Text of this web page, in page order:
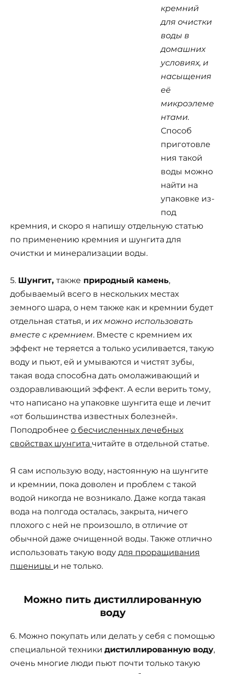
кремний
для очистки
воды в
домашних
условиях, и
насыщения
её
микроэлеме
нтами.
Способ
приготовле
ния такой
воды можно
найти на
упаковке из-
под
кремния, и скоро я напишу отдельную статью
по применению кремния и шунгита для
очистки и минерализации воды.
5. Шунгит, также природный камень,
добываемый всего в нескольких местах
земного шара, о нем также как и кремнии будет
отдельная статья, и их можно использовать
вместе с кремнием. Вместе с кремнием их
эффект не теряется а только усиливается, такую
воду и пьют, ей и умываются и чистят зубы,
такая вода способна дать омолаживающий и
оздоравливающий эффект. А если верить тому,
что написано на упаковке шунгита еще и лечит
«от большинства известных болезней».
Поподробнее о бесчисленных лечебных
свойствах шунгита читайте в отдельной статье.
Я сам использую воду, настоянную на шунгите
и кремнии, пока доволен и проблем с такой
водой никогда не возникало. Даже когда такая
вода на полгода осталась, закрыта, ничего
плохого с ней не произошло, в отличие от
обычной даже очищенной воды. Также отлично
использовать такую воду для проращивания
пшеницы и не только.
Можно пить дистиллированную
воду
6. Можно покупать или делать у себя с помощью
специальной техники дистиллированную воду,
очень многие люди пьют почти только такую